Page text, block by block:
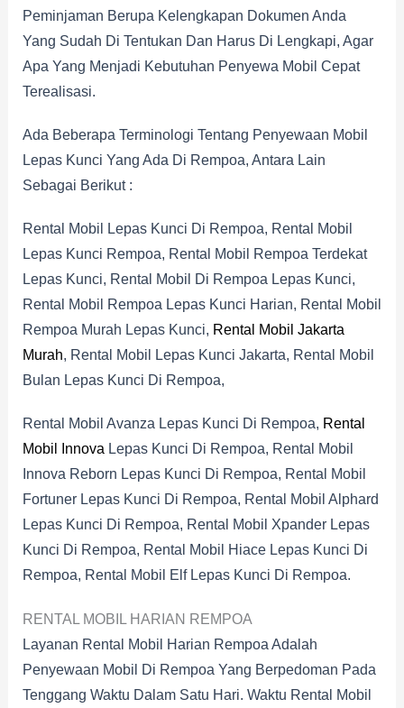
Peminjaman Berupa Kelengkapan Dokumen Anda
Yang Sudah Di Tentukan Dan Harus Di Lengkapi, Agar
Apa Yang Menjadi Kebutuhan Penyewa Mobil Cepat
Terealisasi.
Ada Beberapa Terminologi Tentang Penyewaan Mobil
Lepas Kunci Yang Ada Di Rempoa, Antara Lain
Sebagai Berikut :
Rental Mobil Lepas Kunci Di Rempoa, Rental Mobil
Lepas Kunci Rempoa, Rental Mobil Rempoa Terdekat
Lepas Kunci, Rental Mobil Di Rempoa Lepas Kunci,
Rental Mobil Rempoa Lepas Kunci Harian, Rental Mobil
Rempoa Murah Lepas Kunci, Rental Mobil Jakarta
Murah, Rental Mobil Lepas Kunci Jakarta, Rental Mobil
Bulan Lepas Kunci Di Rempoa,
Rental Mobil Avanza Lepas Kunci Di Rempoa, Rental
Mobil Innova Lepas Kunci Di Rempoa, Rental Mobil
Innova Reborn Lepas Kunci Di Rempoa, Rental Mobil
Fortuner Lepas Kunci Di Rempoa, Rental Mobil Alphard
Lepas Kunci Di Rempoa, Rental Mobil Xpander Lepas
Kunci Di Rempoa, Rental Mobil Hiace Lepas Kunci Di
Rempoa, Rental Mobil Elf Lepas Kunci Di Rempoa.
RENTAL MOBIL HARIAN REMPOA
Layanan Rental Mobil Harian Rempoa Adalah
Penyewaan Mobil Di Rempoa Yang Berpedoman Pada
Tenggang Waktu Dalam Satu Hari. Waktu Rental Mobil